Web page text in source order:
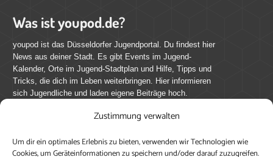
Zustimmung verwalten
Um dir ein optimales Erlebnis zu bieten, verwenden wir Technologien wie
Cookies, um Geräteinformationen zu speichern und/oder darauf zuzugreifen.
Was ist youpod.de?
youpod ist das Düsseldorfer Jugendportal. Du findest hier
News aus deiner Stadt. Es gibt Events im Jugend-
Kalender, Orte im Jugend-Stadtplan und Hilfe, Tipps und
Tricks, die dich im Leben weiterbringen. Hier informieren
sich Jugendliche und laden eigene Beiträge hoch.
youpod.de lebt von Menschen wie dir. Sammel